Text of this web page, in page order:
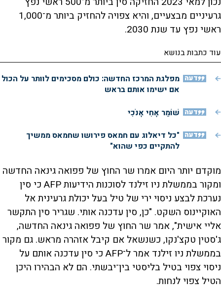
גרעיניים מבצעיים, והיא צפויה להחזיק ביותר מ־1,000
ראשי נפץ עד שנת 2030.
עוד כתבות בנושא
דעה מפלגת המרכז החדשה: כולם מסכימים לוותר על הכול
אם ישימו אותם בראש
דעה שׁוֹמֵר אָחִי אָנֹכִי
דעה "כל דיאלוג עם חמאס פירושו שחמאס ממשיך
להתקיים כפי שהוא"
מוקדם יותר היום אמרו שר החוץ של פפואה גינאה החדשה
ומקור בממשלת ניו זילנד לסוכנות הידיעות AFP כי סין
נערכת לבצע ניסוי ירי של טיל בעל יכולת גרעינית אל
האוקיינוס השקט. "כן, סין עדכנה אותי. שגריר סין התקשר
אליי אישית", אמר שר החוץ של פפואה גינאה החדשה,
ג'סטין טקצ'נקו, כשנשאל אם קיבל אזהרה מראש. גם מקור
בממשלת ניו זילנד אמר ל־AFP כי סין עדכנה אותם על
ניסוי צפוי בטיל בליסטי בין־יבשתי. הם לא הבהירו היכן
הטיל צפוי לנחות.